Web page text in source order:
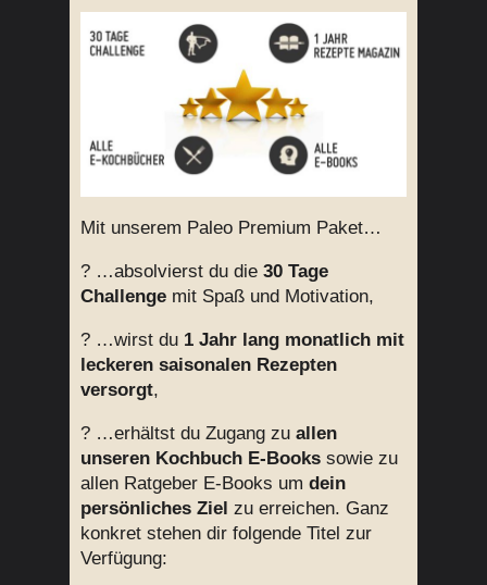
Mit unserem Paleo Premium Paket…
? …absolvierst du die 30 Tage
Challenge mit Spaß und Motivation,
? …wirst du 1 Jahr lang monatlich mit
leckeren saisonalen Rezepten
versorgt,
? …erhältst du Zugang zu allen
unseren Kochbuch E-Books sowie zu
allen Ratgeber E-Books um dein
persönliches Ziel zu erreichen. Ganz
konkret stehen dir folgende Titel zur
Verfügung: